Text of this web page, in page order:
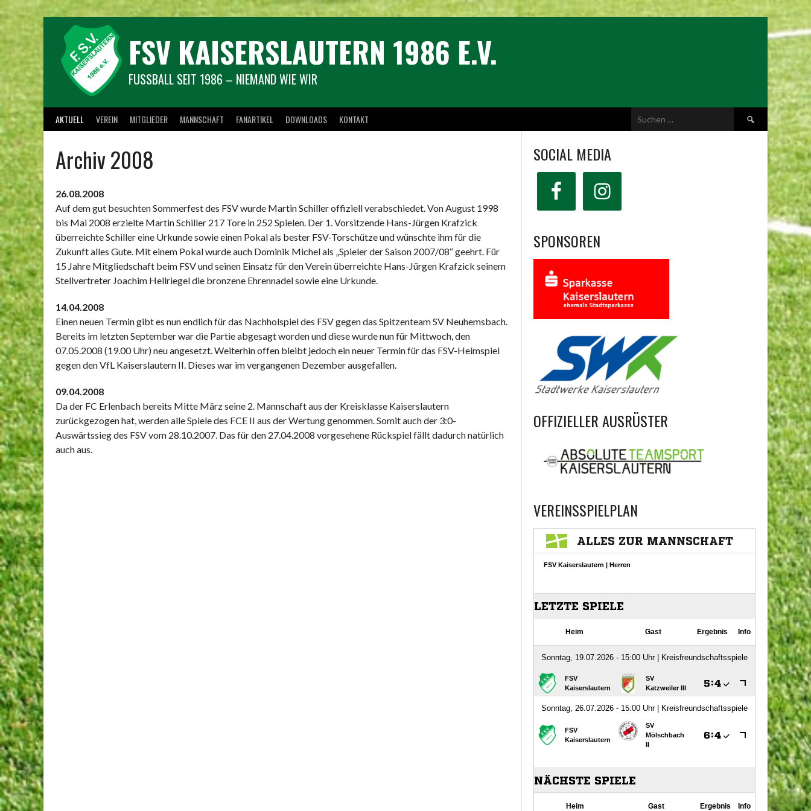
Springe
zum
Inhalt
FSV KAISERSLAUTERN 1986 E.V.
FUSSBALL SEIT 1986 – NIEMAND WIE WIR
AKTUELL VEREIN MITGLIEDER MANNSCHAFT FANARTIKEL DOWNLOADS KONTAKT
Suchen
nach:
Archiv 2008
26.08.2008
Auf dem gut besuchten Sommerfest des FSV wurde Martin Schiller offiziell verabschiedet. Von August 1998
bis Mai 2008 erzielte Martin Schiller 217 Tore in 252 Spielen. Der 1. Vorsitzende Hans-Jürgen Krafzick
überreichte Schiller eine Urkunde sowie einen Pokal als bester FSV-Torschütze und wünschte ihm für die
Zukunft alles Gute. Mit einem Pokal wurde auch Dominik Michel als „Spieler der Saison 2007/08“ geehrt. Für
15 Jahre Mitgliedschaft beim FSV und seinen Einsatz für den Verein überreichte Hans-Jürgen Krafzick seinem
Stellvertreter Joachim Hellriegel die bronzene Ehrennadel sowie eine Urkunde.
14.04.2008
Einen neuen Termin gibt es nun endlich für das Nachholspiel des FSV gegen das Spitzenteam SV Neuhemsbach.
Bereits im letzten September war die Partie abgesagt worden und diese wurde nun für Mittwoch, den
07.05.2008 (19.00 Uhr) neu angesetzt. Weiterhin offen bleibt jedoch ein neuer Termin für das FSV-Heimspiel
gegen den VfL Kaiserslautern II. Dieses war im vergangenen Dezember ausgefallen.
09.04.2008
Da der FC Erlenbach bereits Mitte März seine 2. Mannschaft aus der Kreisklasse Kaiserslautern
zurückgezogen hat, werden alle Spiele des FCE II aus der Wertung genommen. Somit auch der 3:0-
Auswärtssieg des FSV vom 28.10.2007. Das für den 27.04.2008 vorgesehene Rückspiel fällt dadurch natürlich
auch aus.
SOCIAL MEDIA
SPONSOREN
OFFIZIELLER AUSRÜSTER
VEREINSSPIELPLAN